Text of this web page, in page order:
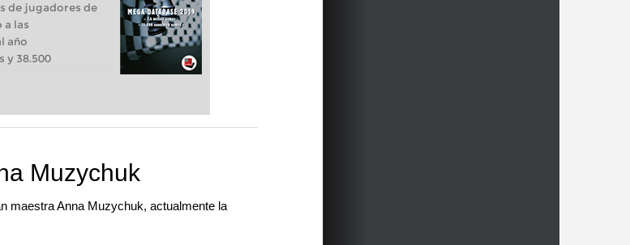
de jugadores de
a las
año
y 38.500
Muzychuk
maestra Anna Muzychuk, actualmente la